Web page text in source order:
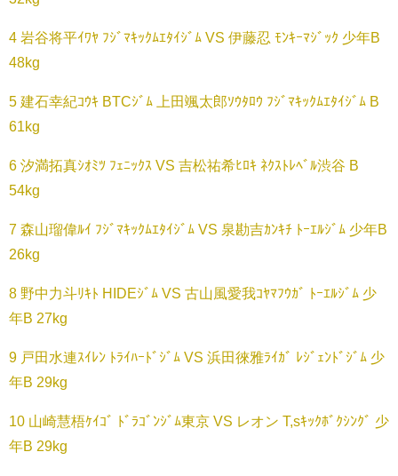
4 岩谷将平ｲﾜﾔ ﾌｼﾞﾏｷｯｸﾑｴﾀｲｼﾞﾑ VS 伊藤忍 ﾓﾝｷｰﾏｼﾞｯｸ 少年B
48kg
5 建石幸紀ｺｳｷ BTCｼﾞﾑ 上田颯太郎ｿｳﾀﾛｳ ﾌｼﾞﾏｷｯｸﾑｴﾀｲｼﾞﾑ B
61kg
6 汐満拓真ｼｵﾐﾂ ﾌｪﾆｯｸｽ VS 吉松祐希ﾋﾛｷ ﾈｸｽﾄﾚﾍﾞﾙ渋谷 B
54kg
7 森山瑠偉ﾙｲ ﾌｼﾞﾏｷｯｸﾑｴﾀｲｼﾞﾑ VS 泉勘吉ｶﾝｷﾁ ﾄｰｴﾙｼﾞﾑ 少年B
26kg
8 野中力斗ﾘｷﾄ HIDEｼﾞﾑ VS 古山風愛我ｺﾔﾏﾌｳｶﾞ ﾄｰｴﾙｼﾞﾑ 少
年B 27kg
9 戸田水連ｽｲﾚﾝ ﾄﾗｲﾊｰﾄﾞｼﾞﾑ VS 浜田徠雅ﾗｲｶﾞ ﾚｼﾞｪﾝﾄﾞｼﾞﾑ 少
年B 29kg
10 山崎慧梧ｹｲｺﾞ ﾄﾞﾗｺﾞﾝｼﾞﾑ東京 VS レオン T,sｷｯｸﾎﾞｸｼﾝｸﾞ 少
年B 29kg